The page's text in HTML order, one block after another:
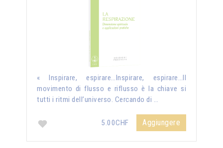
« Inspirare, espirare…Inspirare, espirare…Il
movimento di flusso e riflusso è la chiave si
tutti i ritmi dell’universo. Cercando di …
5.00CHF Aggiungere